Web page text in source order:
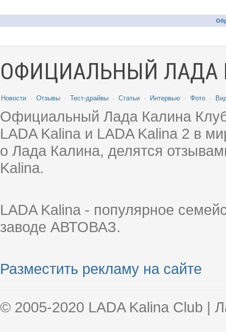
ОФИЦИАЛЬНЫЙ ЛАДА
Новости · Отзывы · Тест-драйвы · Статьи · Интервью · Фото ·
Официальный Лада Калина
LADA Kalina и LADA Kalina 2 в
о Лада Калина, делятся
Kalina.
LADA Kalina - популярное
заводе АВТОВАЗ.
Разместить рекламу на сайте
© 2005-2020 LADA Kalina Club |